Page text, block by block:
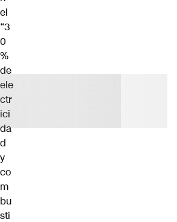
el
“3
0
%
de
ele
ctr
ici
da
d
y
co
m
bu
sti